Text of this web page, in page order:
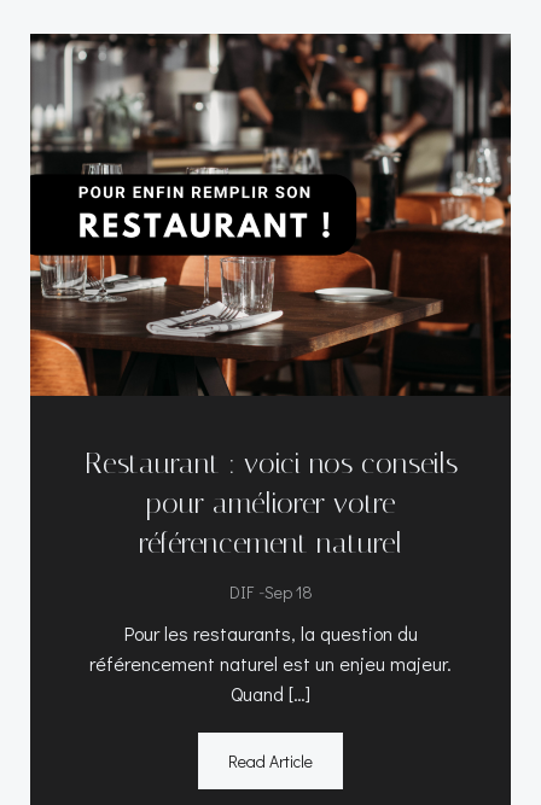
Restaurant : voici nos conseils
pour améliorer votre
référencement naturel
DIF -Sep 18
Pour les restaurants, la question du
référencement naturel est un enjeu majeur.
Quand […]
Read Article